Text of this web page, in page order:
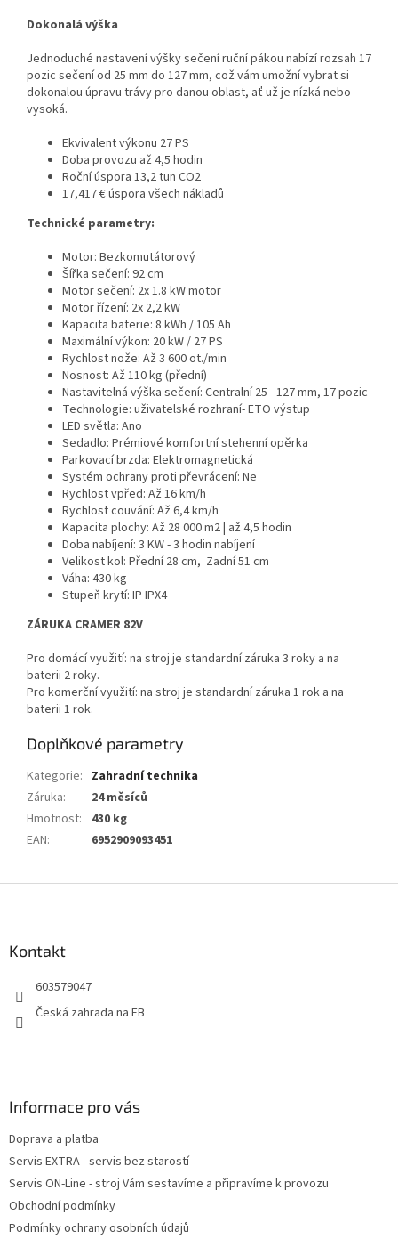
Dokonalá výška
Jednoduché nastavení výšky sečení ruční pákou nabízí rozsah 17
pozic sečení od 25 mm do 127 mm, což vám umožní vybrat si
dokonalou úpravu trávy pro danou oblast, ať už je nízká nebo
vysoká.
Ekvivalent výkonu 27 PS
Doba provozu až 4,5 hodin
Roční úspora 13,2 tun CO2
17,417 € úspora všech nákladů
Technické parametry:
Motor: Bezkomutátorový
Šířka sečení: 92 cm
Motor sečení: 2x 1.8 kW motor
Motor řízení: 2x 2,2 kW
Kapacita baterie: 8 kWh / 105 Ah
Maximální výkon: 20 kW / 27 PS
Rychlost nože: Až 3 600 ot./min
Nosnost: Až 110 kg (přední)
Nastavitelná výška sečení: Centralní 25 - 127 mm, 17 pozic
Technologie: uživatelské rozhraní- ETO výstup
LED světla: Ano
Sedadlo: Prémiové komfortní stehenní opěrka
Parkovací brzda: Elektromagnetická
Systém ochrany proti převrácení: Ne
Rychlost vpřed: Až 16 km/h
Rychlost couvání: Až 6,4 km/h
Kapacita plochy: Až 28 000 m2 | až 4,5 hodin
Doba nabíjení: 3 KW - 3 hodin nabíjení
Velikost kol: Přední 28 cm, Zadní 51 cm
Váha: 430 kg
Stupeň krytí: IP IPX4
ZÁRUKA CRAMER 82V
Pro domácí využití: na stroj je standardní záruka 3 roky a na
baterii 2 roky.
Pro komerční využití: na stroj je standardní záruka 1 rok a na
baterii 1 rok.
Doplňkové parametry
Kategorie: Zahradní technika
Záruka:
24 měsíců
Hmotnost:
430 kg
EAN: 6952909093451
Kontakt
603579047
Česká zahrada na FB
Informace pro vás
Doprava a platba
Servis EXTRA - servis bez starostí
Servis ON-Line - stroj Vám sestavíme a připravíme k provozu
Obchodní podmínky
Podmínky ochrany osobních údajů